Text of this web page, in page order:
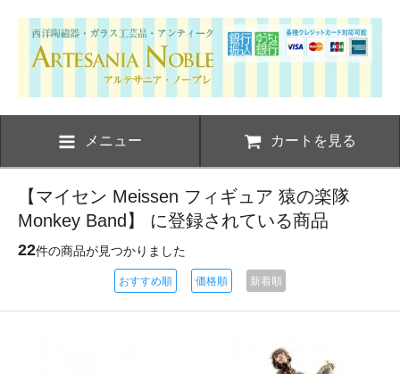
メニュー カートを見る
【マイセン Meissen フィギュア 猿の楽隊
Monkey Band】 に登録されている商品
22件の商品が見つかりました
おすすめ順 価格順 新着順